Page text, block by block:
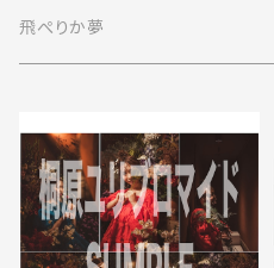
飛ぺりか夢